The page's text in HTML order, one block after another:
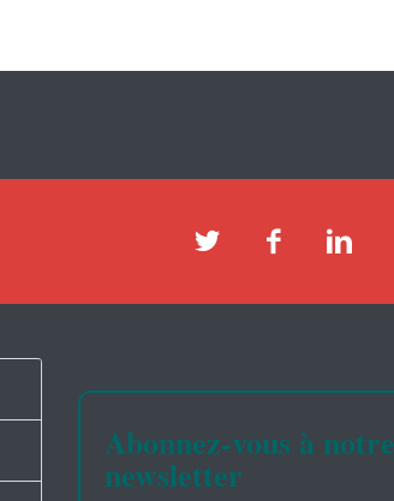
Abonnez-vous à notre
newsletter